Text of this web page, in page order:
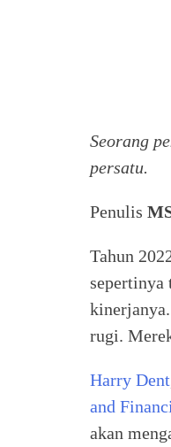
Seorang
persatu.
Penulis
Tahun
sepertinya
rugi.
Harry Dent
and
akan